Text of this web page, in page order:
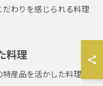
わりを感じられる料理
料理
産品を活かした料理が